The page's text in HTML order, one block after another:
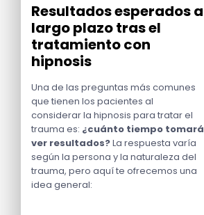
Resultados esperados a
largo plazo tras el
tratamiento con
hipnosis
Una de las preguntas más comunes
que tienen los pacientes al
considerar la hipnosis para tratar el
trauma es: ¿cuánto tiempo tomará
ver resultados?La respuesta varía
según la persona y la naturaleza del
trauma, pero aquí te ofrecemos una
idea general: